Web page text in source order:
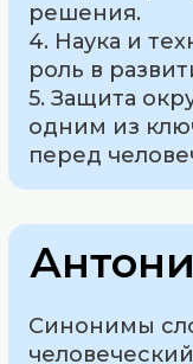
решения.
4. Наука и
роль в
5. Защита
одним из
перед
Синонимы